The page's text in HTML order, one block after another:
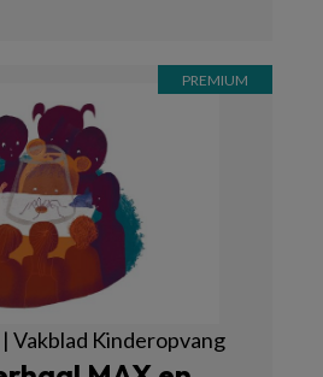
Vakblad Kinderopvang